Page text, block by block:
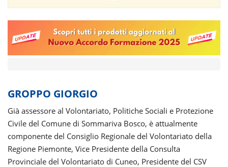
AREE
TEMATICHE
GROPPO GIORGIO
Già assessore al Volontariato, Politiche Sociali e Protezione
Civile del Comune di Sommariva Bosco, è attualmente
componente del Consiglio Regionale del Volontariato della
Regione Piemonte, Vice Presidente della Consulta
Provinciale del Volontariato di Cuneo, Presidente del CSV